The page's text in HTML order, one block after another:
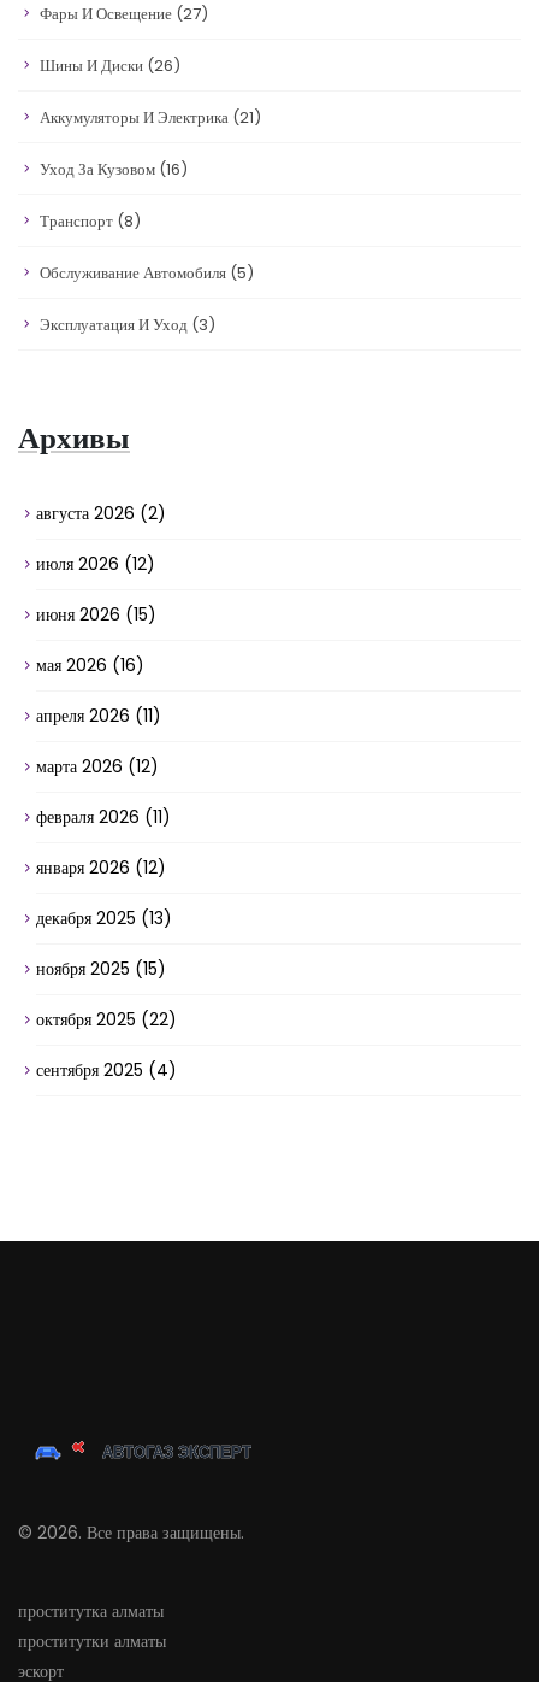
Фары И Освещение (27)
Шины И Диски (26)
Аккумуляторы И Электрика (21)
Уход За Кузовом (16)
Транспорт (8)
Обслуживание Автомобиля (5)
Эксплуатация И Уход (3)
Архивы
августа 2026 (2)
июля 2026 (12)
июня 2026 (15)
мая 2026 (16)
апреля 2026 (11)
марта 2026 (12)
февраля 2026 (11)
января 2026 (12)
декабря 2025 (13)
ноября 2025 (15)
октября 2025 (22)
сентября 2025 (4)
© 2026. Все права защищены.
проститутка алматы
проститутки алматы
эскорт